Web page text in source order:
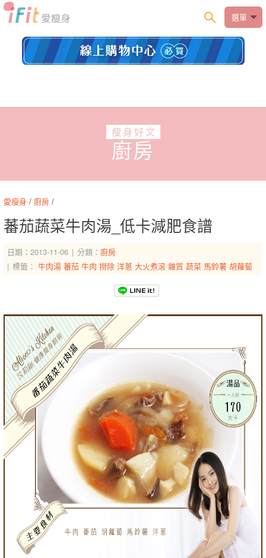
選單
瘦身好文
廚房
愛瘦身 / 廚房 /
蕃茄蔬菜牛肉湯_低卡減肥食譜
日期：2013-11-06 分類： 廚房
標籤： 牛肉湯 蕃茄 牛肉 撈除 洋蔥 大火煮滾 雜質 蔬菜 馬鈴薯 胡蘿蔔